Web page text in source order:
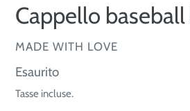
Cappello
VENDITORE
MADE WITH LOVE
Prezzo
di
Esaurito
Tasse incluse.